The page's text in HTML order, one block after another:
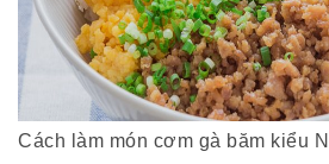
Cách làm món cơm gà băm kiểu